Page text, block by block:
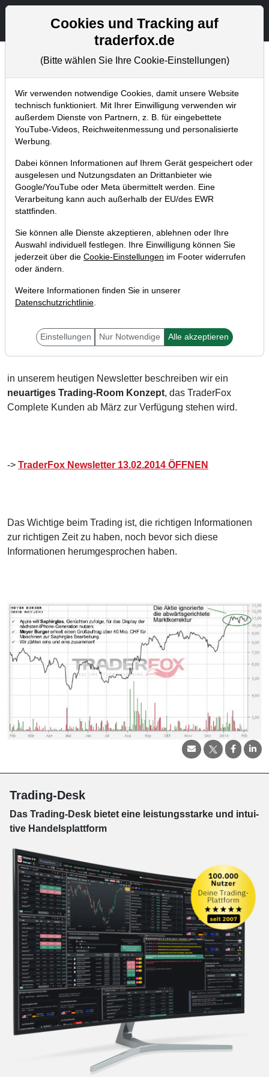
Aktien- und Artikelsuche
Aktuelles
Home Blog Aktuelles
TraderFox News: Neuartiges
Trading-Room Konzept ab März
13.02.2014 um 13:40 Uhr | TraderFox GmbH
in unserem heutigen Newsletter beschreiben wir ein
neuartiges Trading-Room Konzept, das TraderFox
Complete Kunden ab März zur Verfügung stehen wird.
-> TraderFox Newsletter 13.02.2014 ÖFFNEN
Das Wichtige beim Trading ist, die richtigen Informationen
zur richtigen Zeit zu haben, noch bevor sich diese
Informationen herumgesprochen haben.
Trading-Desk
Das Trading-Desk bie­tet eine leis­tungs­star­ke und in­tui­
tive Han­dels­platt­form
Cookies und Tracking auf
traderfox.de
(Bitte wählen Sie Ihre Cookie-Einstellungen)
Wir verwenden notwendige Cookies, damit unsere Website
technisch funktioniert. Mit Ihrer Einwilligung verwenden wir
außerdem Dienste von Partnern, z. B. für eingebettete
YouTube-Videos, Reichweitenmessung und personalisierte
Werbung.
Dabei können Informationen auf Ihrem Gerät gespeichert oder
ausgelesen und Nutzungsdaten an Drittanbieter wie
Google/YouTube oder Meta übermittelt werden. Eine
Verarbeitung kann auch außerhalb der EU/des EWR
stattfinden.
Sie können alle Dienste akzeptieren, ablehnen oder Ihre
Auswahl individuell festlegen. Ihre Einwilligung können Sie
jederzeit über die Cookie-Einstellungen im Footer widerrufen
oder ändern.
Weitere Informationen finden Sie in unserer
Datenschutzrichtlinie.
Einstellungen Nur Notwendige Alle akzeptieren